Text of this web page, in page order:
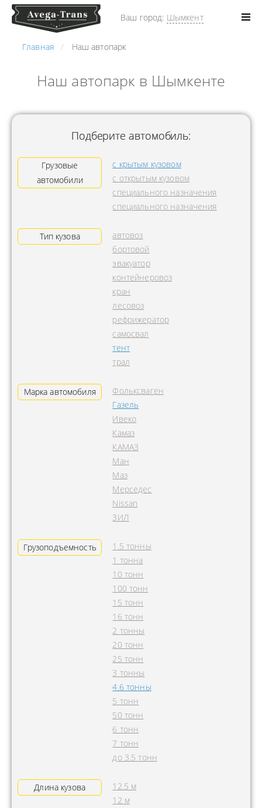
Ваш город: Шымкент
Главная Наш автопарк
Наш автопарк в Шымкенте
Подберите автомобиль:
Грузовые
автомобили
с крытым кузовом
с открытым кузовом
специального назначения
специального назначения
Тип кузова
автовоз
бортовой
эвакуатор
контейнеровоз
кран
лесовоз
рефрижератор
самосвал
тент
трал
Марка автомобиля
Фольксваген
Газель
Ивеко
Камаз
КАМАЗ
Ман
Маз
Мерседес
Nissan
ЗИЛ
Грузоподъемность
1.5 тонны
1 тонна
10 тонн
100 тонн
15 тонн
16 тонн
2 тонны
20 тонн
25 тонн
3 тонны
4.6 тонны
5 тонн
50 тонн
6 тонн
7 тонн
до 3.5 тонн
Длина кузова
12.5 м
12 м